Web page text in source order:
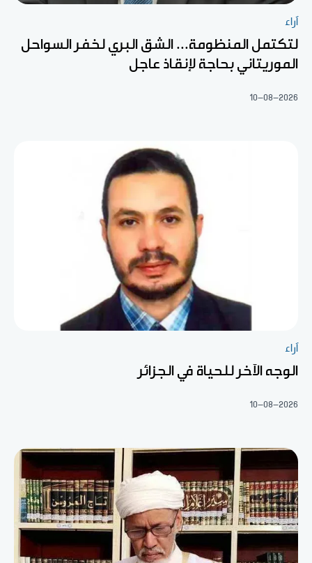
آراء
لتكتمل المنظومة... الشق البري لخفر السواحل
الموريتاني بحاجة لإنقاذ عاجل
10-08-2026
آراء
الوجه الآخر للحياة في الجزائر
10-08-2026